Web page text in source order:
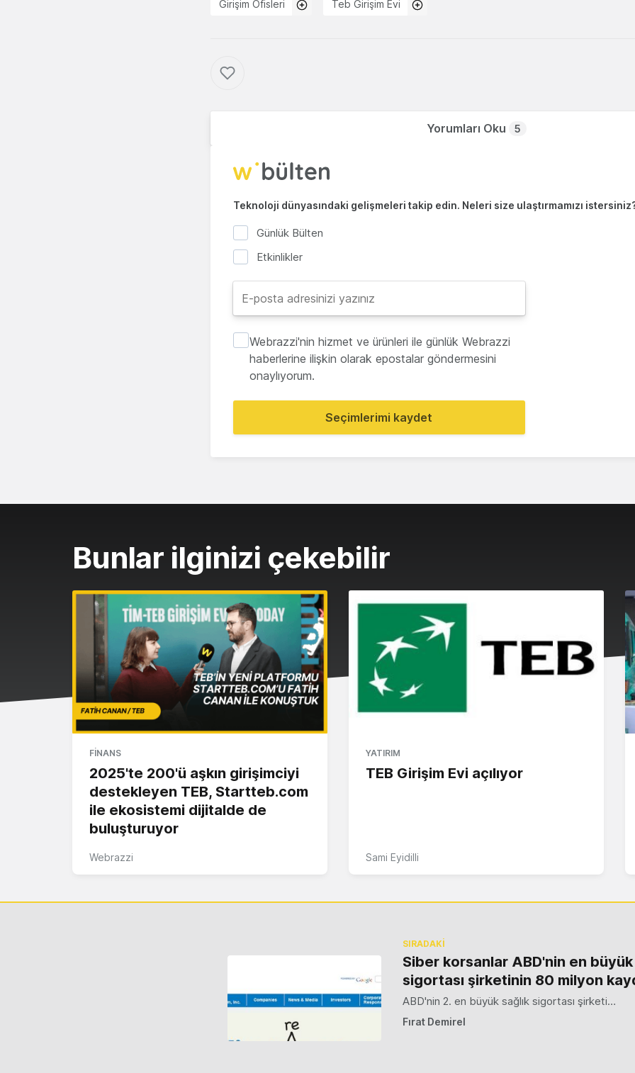
Girişim Ofisleri Teb Girişim Evi
Yorumları Oku 5
Teknoloji dünyasındaki gelişmeleri takip edin. Neleri size ulaştırmamızı
Günlük Bülten
Etkinlikler
Webrazzi'nin hizmet ve ürünleri ile günlük Webrazzi
haberlerine ilişkin olarak epostalar göndermesini
onaylıyorum.
Seçimlerimi kaydet
Bunlar ilginizi çekebilir
FINANS
2025'te 200'ü aşkın girişimciyi
destekleyen TEB, Startteb.com
ile ekosistemi dijitalde de
buluşturuyor
Webrazzi
YATIRIM
TEB Girişim Evi açılıyor
Sami Eyidilli
SIRADAKİ
Siber korsanlar ABD'nin en büyük
sigortası şirketinin 80 milyon
ABD'nin 2. en büyük sağlık sigortası şirketi…
Fırat Demirel